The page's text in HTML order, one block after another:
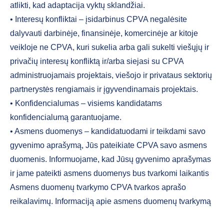
atlikti, kad adaptacija vyktų sklandžiai.
• Interesų konfliktai – įsidarbinus CPVA negalėsite
dalyvauti darbinėje, finansinėje, komercinėje ar kitoje
veikloje ne CPVA, kuri sukelia arba gali sukelti viešųjų ir
privačių interesų konfliktą ir/arba siejasi su CPVA
administruojamais projektais, viešojo ir privataus sektorių
partnerystės rengiamais ir įgyvendinamais projektais.
• Konfidencialumas – visiems kandidatams
konfidencialumą garantuojame.
• Asmens duomenys – kandidatuodami ir teikdami savo
gyvenimo aprašymą, Jūs pateikiate CPVA savo asmens
duomenis. Informuojame, kad Jūsų gyvenimo aprašymas
ir jame pateikti asmens duomenys bus tvarkomi laikantis
Asmens duomenų tvarkymo CPVA tvarkos aprašo
reikalavimų. Informaciją apie asmens duomenų tvarkymą